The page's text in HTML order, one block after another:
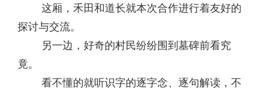
这厢，禾田和道长就本次合作进行着友好的
探讨与交流。
另一边，好奇的村民纷纷围到墓碑前看究
竟。
看不懂的就听识字的逐字念、逐句解读，不